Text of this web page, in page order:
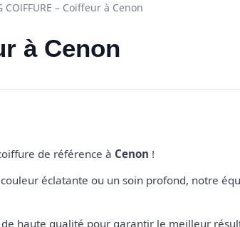
COIFFURE – Coiffeur à Cenon
à Cenon
de référence à Cenon !
éclatante ou un soin profond, notre
haute qualité pour garantir le meilleur